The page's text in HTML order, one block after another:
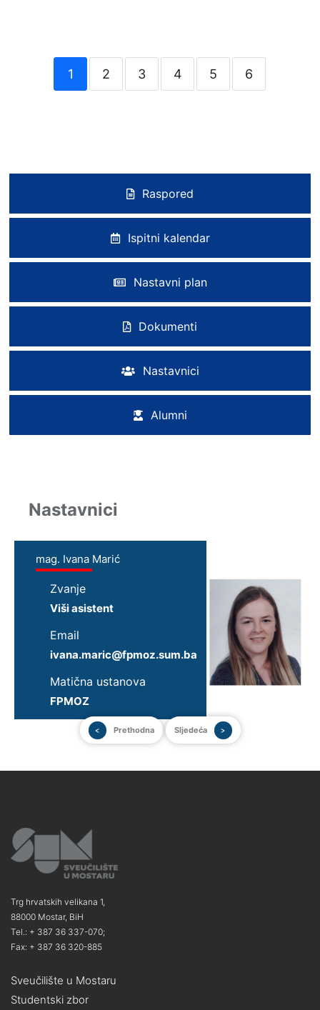
1 2 3 4 5 6
Raspored
Ispitni kalendar
Nastavni plan
Dokumenti
Nastavnici
Alumni
Nastavnici
mag. Ivana Marić
Zvanje
Viši asistent
Email
ivana.maric@fpmoz.sum.ba
Matična ustanova
FPMOZ
Prethodna Sljedeća
Trg hrvatskih velikana 1,
88000 Mostar, BiH
Tel.: + 387 36 337-070;
Fax: + 387 36 320-885
Sveučilište u Mostaru
Studentski zbor